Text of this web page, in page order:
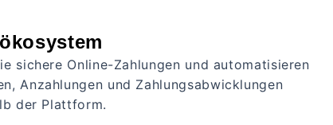
sichere Online-Zahlungen und automatisieren
Anzahlungen und Zahlungsabwicklungen
der Plattform.